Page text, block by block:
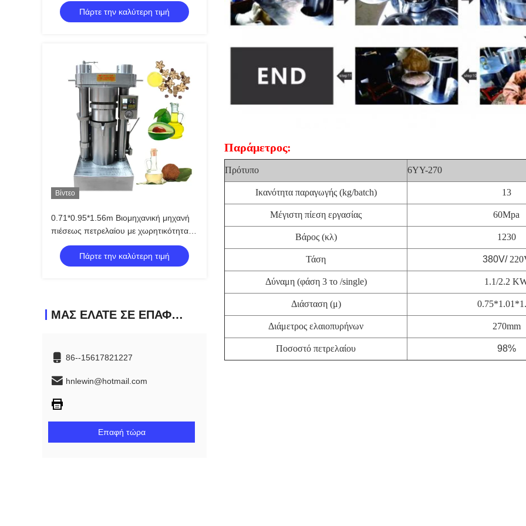
Πάρτε την καλύτερη τιμή
Βίντεο
0.71*0.95*1.56m Βιομηχανική μηχανή
πιέσεως πετρελαίου με χωρητικότητα
30-50 kg/h
Πάρτε την καλύτερη τιμή
ΜΑΣ ΕΛΆΤΕ ΣΕ ΕΠΑΦΉ ΜΕ
86--15617821227
hnlewin@hotmail.com
Επαφή τώρα
Παράμετρος:
Πρότυπο 6YY-270
Ικανότητα παραγωγής (kg/batch) 13
Μέγιστη πίεση εργασίας 60Mpa
Βάρος (κλ) 1230
Τάση 380V/
Δύναμη (φάση 3 το /single) 1.1/2.2
Διάσταση (μ)
Διάμετρος ελαιοπυρήνων 270mm
Ποσοστό πετρελαίου 98%